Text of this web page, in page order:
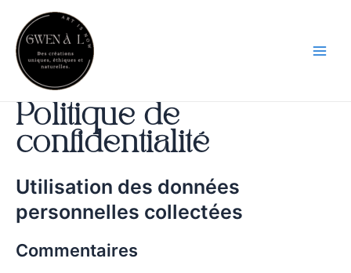
contenu
Politique de
confidentialité
Utilisation des données
personnelles collectées
Commentaires